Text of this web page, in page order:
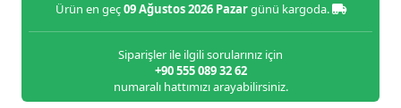
Ürün en geç09 Ağustos 2026 Pazargünü kargoda.
Siparişler ile ilgili sorularınız için
+90 555 089 32 62
numaralı hattımızı arayabilirsiniz.